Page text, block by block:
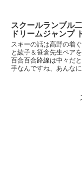
スクールランブル
ドリームジャンプ
スキーの話は高野の着
と紘子＆笹倉先生ペア
百合百合路線は中々だ
手なんですね、あんな